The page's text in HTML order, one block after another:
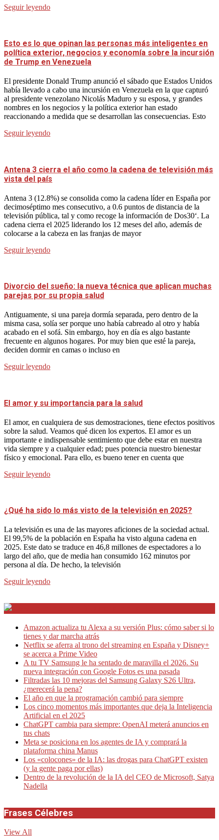
Seguir leyendo
Esto es lo que opinan las personas más inteligentes en
política exterior, negocios y economía sobre la incursión
de Trump en Venezuela
El presidente Donald Trump anunció el sábado que Estados Unidos
había llevado a cabo una incursión en Venezuela en la que capturó
al presidente venezolano Nicolás Maduro y su esposa, y grandes
nombres en los negocios y la política exterior han estado
reaccionando a medida que se desarrollan las consecuencias. Esto
Seguir leyendo
Antena 3 cierra el año como la cadena de televisión más
vista del país
Antena 3 (12.8%) se consolida como la cadena líder en España por
decimoséptimo mes consecutivo, a 0.6 puntos de distancia de la
televisión pública, tal y como recoge la información de Dos30‘. La
cadena cierra el 2025 liderando los 12 meses del año, además de
colocarse a la cabeza en las franjas de mayor
Seguir leyendo
Divorcio del sueño: la nueva técnica que aplican muchas
parejas por su propia salud
Antiguamente, si una pareja dormía separada, pero dentro de la
misma casa, solía ser porque uno había cabreado al otro y había
acabado en el sofá. Sin embargo, hoy en día es algo bastante
frecuente en algunos hogares. Por muy bien que esté la pareja,
deciden dormir en camas o incluso en
Seguir leyendo
El amor y su importancia para la salud
El amor, en cualquiera de sus demostraciones, tiene efectos positivos
sobre la salud. Veamos qué dicen los expertos. El amor es un
importante e indispensable sentimiento que debe estar en nuestra
vida siempre y a cualquier edad; pues potencia nuestro bienestar
físico y emocional. Para ello, es bueno tener en cuenta que
Seguir leyendo
¿Qué ha sido lo más visto de la televisión en 2025?
La televisión es una de las mayores aficiones de la sociedad actual.
El 99,5% de la población en España ha visto alguna cadena en
2025. Este dato se traduce en 46,8 millones de espectadores a lo
largo del año, que de media han consumido 162 minutos por
persona al día. De hecho, la televisión
Seguir leyendo
Amazon actualiza tu Alexa a su versión Plus: cómo saber si lo
tienes y dar marcha atrás
Netflix se aferra al trono del streaming en España y Disney+
se acerca a Prime Video
A tu TV Samsung le ha sentado de maravilla el 2026. Su
nueva integración con Google Fotos es una pasada
Filtradas las 10 mejoras del Samsung Galaxy S26 Ultra,
¿merecerá la pena?
El año en que la programación cambió para siempre
Los cinco momentos más importantes que deja la Inteligencia
Artificial en el 2025
ChatGPT cambia para siempre: OpenAI meterá anuncios en
tus chats
Meta se posiciona en los agentes de IA y comprará la
plataforma china Manus
Los «colocones» de la IA: las drogas para ChatGPT existen
(y la gente paga por ellas)
Dentro de la revolución de la IA del CEO de Microsoft, Satya
Nadella
Frases Célebres
View All